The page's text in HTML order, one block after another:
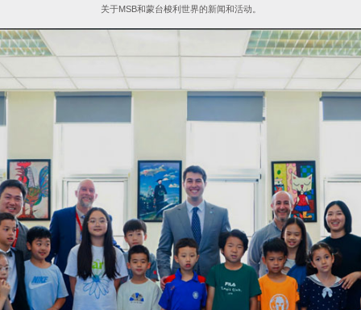
关于MSB和蒙台梭利世界的新闻和活动。